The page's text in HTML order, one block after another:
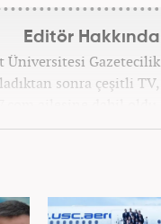
Editör Hakkında
Üniversitesi Gazetecilik
sonra çeşitli TV,
ailesine dahil oldu.
Haber7.com’da devam